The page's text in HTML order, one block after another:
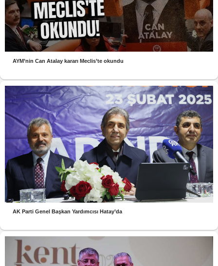
AYM’nin Can Atalay kararı Meclis’te okundu
AK Parti Genel Başkan Yardımcısı Hatay’da